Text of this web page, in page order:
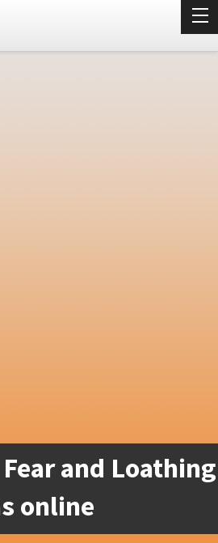
and Loathing
online